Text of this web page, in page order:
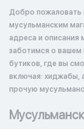
Добро пожаловать
мусульманским магазинам
адреса и описания
заботимся о вашем
бутиков, где вы
включая: хиджабы,
прочую